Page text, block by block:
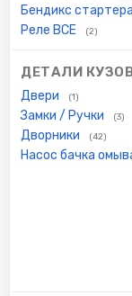
Бендикс стартера
Реле ВСЕ (2)
ДЕТАЛИ
Двери (1)
Замки / Ручки (3)
Дворники (42)
Насос бачка